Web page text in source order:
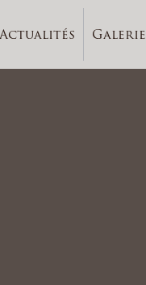
Actualités Galerie